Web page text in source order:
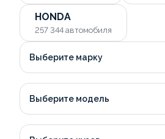
HONDA
257 344 автомобиля
Выберите марку
Выберите модель